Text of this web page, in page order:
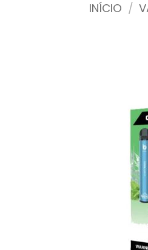
INÍCIO /